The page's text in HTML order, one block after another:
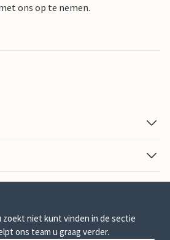
ons op te nemen.
zoekt niet kunt vinden in de sectie
ons team u graag verder.